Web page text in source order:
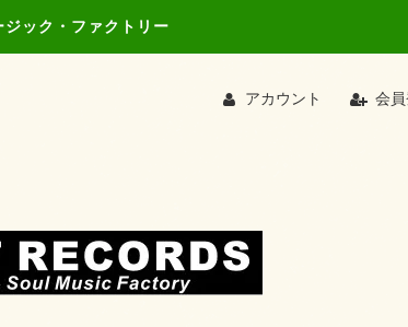
ック・ファクトリー
アカウント 会